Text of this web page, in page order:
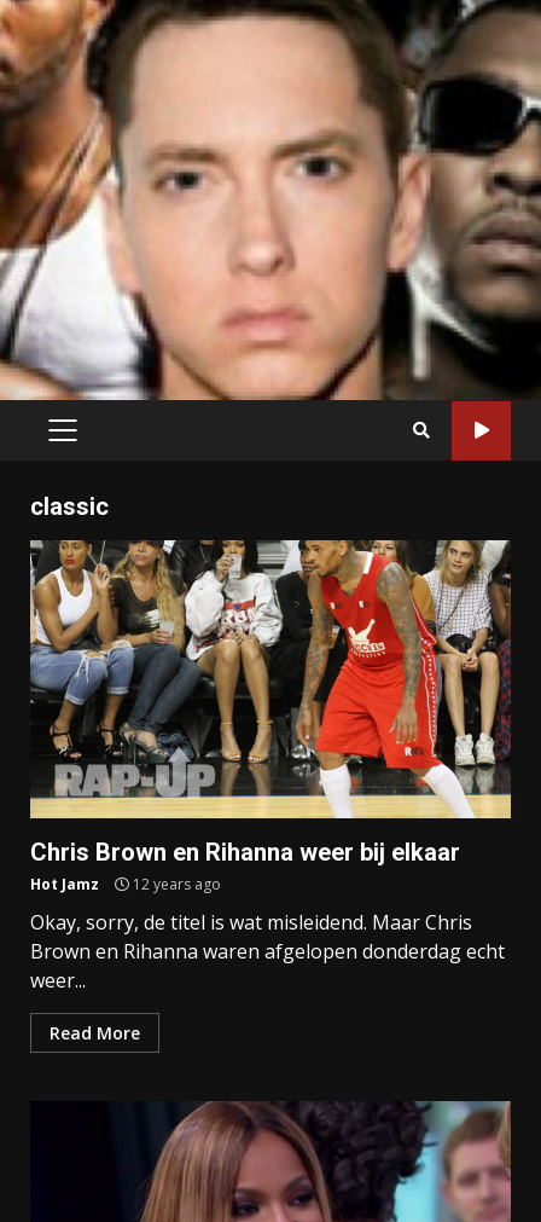
PRIMARY
classic
Chris Brown en Rihanna weer bij elkaar
Hot Jamz 12 years ago
Okay, sorry, de titel is wat misleidend. Maar Chris
Brown en Rihanna waren afgelopen donderdag echt
weer...
Read More